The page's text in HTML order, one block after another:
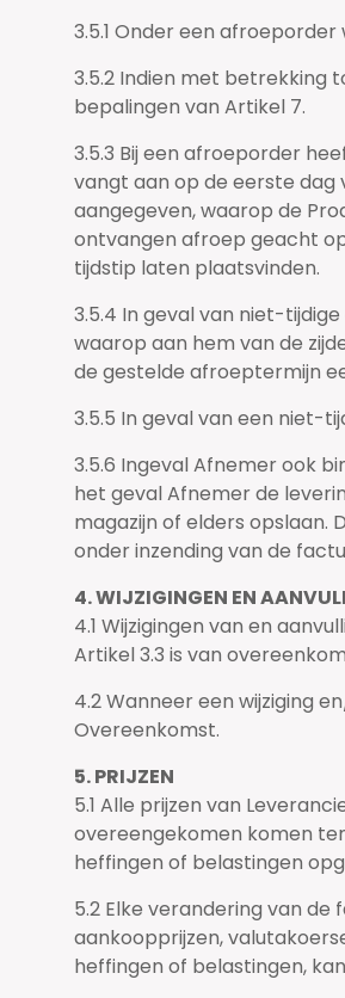
3.5.1 Onder een
3.5.2 Indien met betrekking
bepalingen van Artikel 7.
3.5.3 Bij een afroeporder
vangt aan op de eerste dag
aangegeven, waarop de
ontvangen afroep geacht
tijdstip laten plaatsvinden.
3.5.4 In geval van niet-
waarop aan hem van de
de gestelde afroeptermijn
3.5.5 In geval van een niet-
3.5.6 Ingeval Afnemer ook
het geval Afnemer de
magazijn of elders opslaan.
onder inzending van de
4. WIJZIGINGEN EN
4.1 Wijzigingen van en
Artikel 3.3 is van
4.2 Wanneer een wijziging
Overeenkomst.
5. PRIJZEN
5.1 Alle prijzen van
overeengekomen komen
heffingen of belastingen
5.2 Elke verandering van
aankoopprijzen,
heffingen of belastingen,